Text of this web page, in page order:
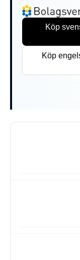
Köp
Köp